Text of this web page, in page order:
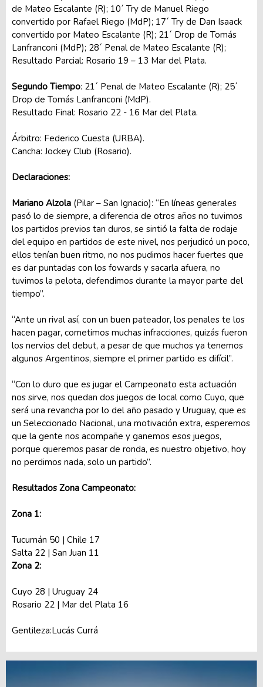
de Mateo Escalante (R); 10´ Try de Manuel Riego
convertido por Rafael Riego (MdP); 17´ Try de Dan Isaack
convertido por Mateo Escalante (R); 21´ Drop de Tomás
Lanfranconi (MdP); 28´ Penal de Mateo Escalante (R);
Resultado Parcial: Rosario 19 – 13 Mar del Plata.
Segundo Tiempo: 21´ Penal de Mateo Escalante (R); 25´
Drop de Tomás Lanfranconi (MdP).
Resultado Final: Rosario 22 - 16 Mar del Plata.
Árbitro: Federico Cuesta (URBA).
Cancha: Jockey Club (Rosario).
Declaraciones:
Mariano Alzola (Pilar – San Ignacio): “En líneas generales
pasó lo de siempre, a diferencia de otros años no tuvimos
los partidos previos tan duros, se sintió la falta de rodaje
del equipo en partidos de este nivel, nos perjudicó un poco,
ellos tenían buen ritmo, no nos pudimos hacer fuertes que
es dar puntadas con los fowards y sacarla afuera, no
tuvimos la pelota, defendimos durante la mayor parte del
tiempo”.
“Ante un rival así, con un buen pateador, los penales te los
hacen pagar, cometimos muchas infracciones, quizás fueron
los nervios del debut, a pesar de que muchos ya tenemos
algunos Argentinos, siempre el primer partido es difícil”.
“Con lo duro que es jugar el Campeonato esta actuación
nos sirve, nos quedan dos juegos de local como Cuyo, que
será una revancha por lo del año pasado y Uruguay, que es
un Seleccionado Nacional, una motivación extra, esperemos
que la gente nos acompañe y ganemos esos juegos,
porque queremos pasar de ronda, es nuestro objetivo, hoy
no perdimos nada, solo un partido”.
Resultados Zona Campeonato:
Zona 1:
Tucumán 50 | Chile 17
Salta 22 | San Juan 11
Zona 2:
Cuyo 28 | Uruguay 24
Rosario 22 | Mar del Plata 16
Gentileza:Lucás Currá